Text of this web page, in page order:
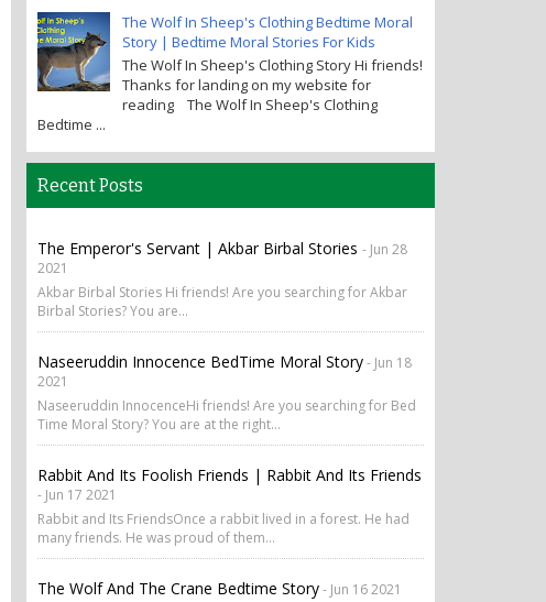
The Wolf In Sheep's Clothing Bedtime Moral
Story | Bedtime Moral Stories For Kids
The Wolf In Sheep's Clothing Story Hi friends!
Thanks for landing on my website for
reading The Wolf In Sheep's Clothing
Bedtime ...
Recent Posts
The Emperor's Servant | Akbar Birbal Stories - Jun 28
2021
Akbar Birbal Stories Hi friends! Are you searching for Akbar
Birbal Stories? You are...
Naseeruddin Innocence BedTime Moral Story- Jun 18
2021
Naseeruddin InnocenceHi friends! Are you searching for Bed
Time Moral Story? You are at the right...
Rabbit And Its Foolish Friends | Rabbit And Its Friends
- Jun 17 2021
Rabbit and Its FriendsOnce a rabbit lived in a forest. He had
many friends. He was proud of them...
The Wolf And The Crane Bedtime Story- Jun 16 2021